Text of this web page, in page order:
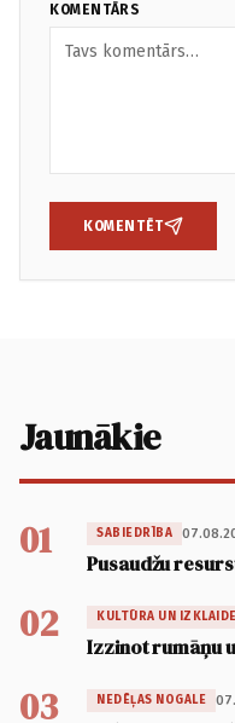
KOMENTĀRS
KOMENTĒT
Jaunākie
01 SABIEDRĪBA
Pusaudžu
02 KULTŪRA UN IZKLAIDE
Izzinot rumāņu
03 NEDĒĻAS NOGALE